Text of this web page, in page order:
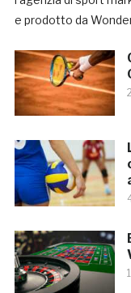
e prodotto da